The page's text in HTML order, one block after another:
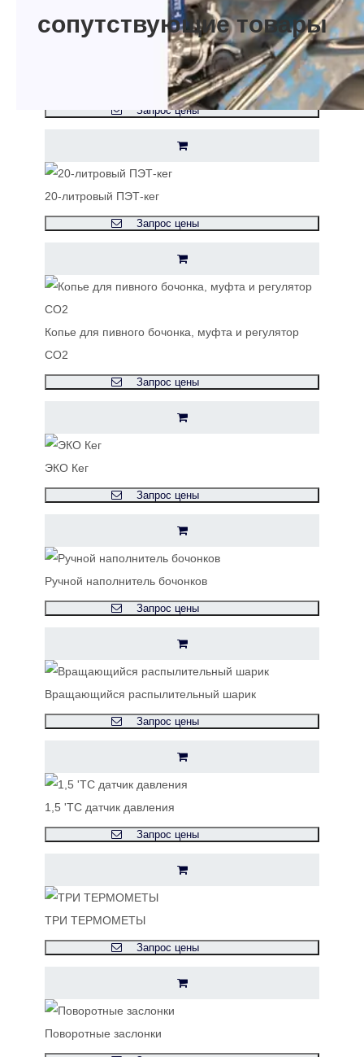
сопутствующие товары
Пластиковый пивной бочонок
Запрос цены
20-литровый ПЭТ-кег
Запрос цены
Копье для пивного бочонка, муфта и регулятор
CO2
Запрос цены
ЭКО Кег
Запрос цены
Ручной наполнитель бочонков
Запрос цены
Вращающийся распылительный шарик
Запрос цены
1,5 'TC датчик давления
Запрос цены
ТРИ ТЕРМОМЕТЫ
Запрос цены
Поворотные заслонки